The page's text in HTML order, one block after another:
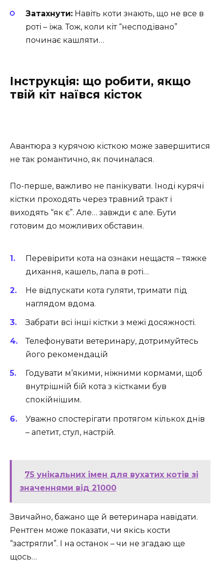
Затахнути: Навіть коти знають, що не все в
роті – їжа. Тож, коли кіт “несподівано”
починає кашляти…
Інструкція: що робити, якщо
твій кіт наївся кісток
Авантюра з курячою кісткою може завершитися
не так романтично, як починалася.
По-перше, важливо не панікувати. Іноді курячі
кістки проходять через травний тракт і
виходять “як є”. Але… завжди є але. Бути
готовим до можливих обставин.
Перевірити кота на ознаки нещастя – тяжке
дихання, кашель, лапа в роті…
Не відпускати кота гуляти, тримати під
наглядом вдома.
Забрати всі інші кістки з межі досяжності.
Телефонувати ветеринару, дотримуйтесь
його рекомендацій
Годувати м’якими, ніжними кормами, щоб
внутрішній бій кота з кістками був
спокійнішим.
Уважно спостерігати протягом кількох днів
– апетит, стул, настрій.
75 унікальних імен для вухатих котів зі
значеннями від 21000
Звичайно, бажано ще й ветеринара навідати.
Рентген може показати, чи якісь кости
“застрягли”. І на останок – чи не згадаю ще
щось…